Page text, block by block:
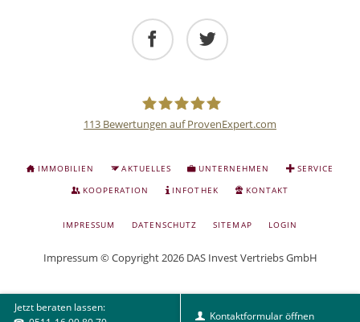
Jetzt beraten lassen:
Kontaktformular öffnen
Anlage
und
Investitionen
113 Bewertungen auf ProvenExpert.com
NAVIGATION
IMMOBILIEN AKTUELLES UNTERNEHMEN
SERVICE
KOOPERATION
INFOTHEK KONTAKT
NAVIGATION
IMPRESSUM DATENSCHUTZ SITEMAP LOGIN
Impressum © Copyright 2026 DAS Invest Vertriebs GmbH